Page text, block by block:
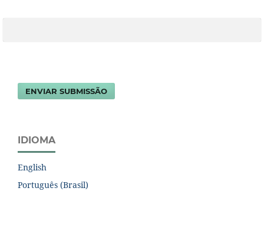
ENVIAR SUBMISSÃO
IDIOMA
English
Português (Brasil)